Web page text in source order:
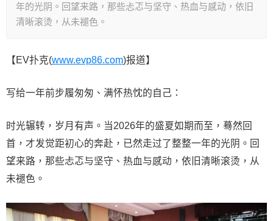
年的光阴。回望来路，那些忐忑与坚守、热血与感动，依旧
清晰滚烫，从未褪色。
【EV扑克(www.evp86.com)报道】
写给一年前步履匆匆、满怀热忱的自己：
时光辗转，岁月有声。当2026年的盛夏如期而至，蓦然回
首，才发觉距初心的奔赴，已然走过了整整一年的光阴。回
望来路，那些忐忑与坚守、热血与感动，依旧清晰滚烫，从
未褪色。